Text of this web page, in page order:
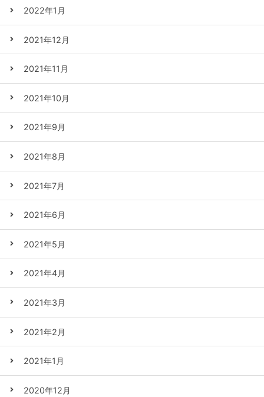
2022年1月
2021年12月
2021年11月
2021年10月
2021年9月
2021年8月
2021年7月
2021年6月
2021年5月
2021年4月
2021年3月
2021年2月
2021年1月
2020年12月